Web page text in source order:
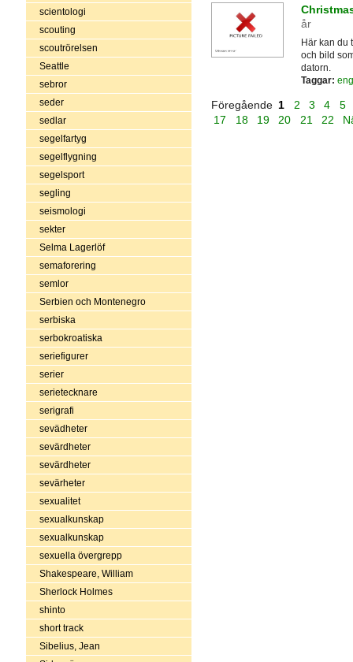
scientologi
scouting
scoutrörelsen
Seattle
sebror
seder
sedlar
segelfartyg
segelflygning
segelsport
segling
seismologi
sekter
Selma Lagerlöf
semaforering
semlor
Serbien och Montenegro
serbiska
serbokroatiska
seriefigurer
serier
serietecknare
serigrafi
sevädheter
sevärdheter
sevärdheter
sevärheter
sexualitet
sexualkunskap
sexualkunskap
sexuella övergrepp
Shakespeare, William
Sherlock Holmes
shinto
short track
Sibelius, Jean
år
Här kan du
och bild
datorn.
Taggar:
Föregående 1 2 3 4
5
17
18 19 20 21 22